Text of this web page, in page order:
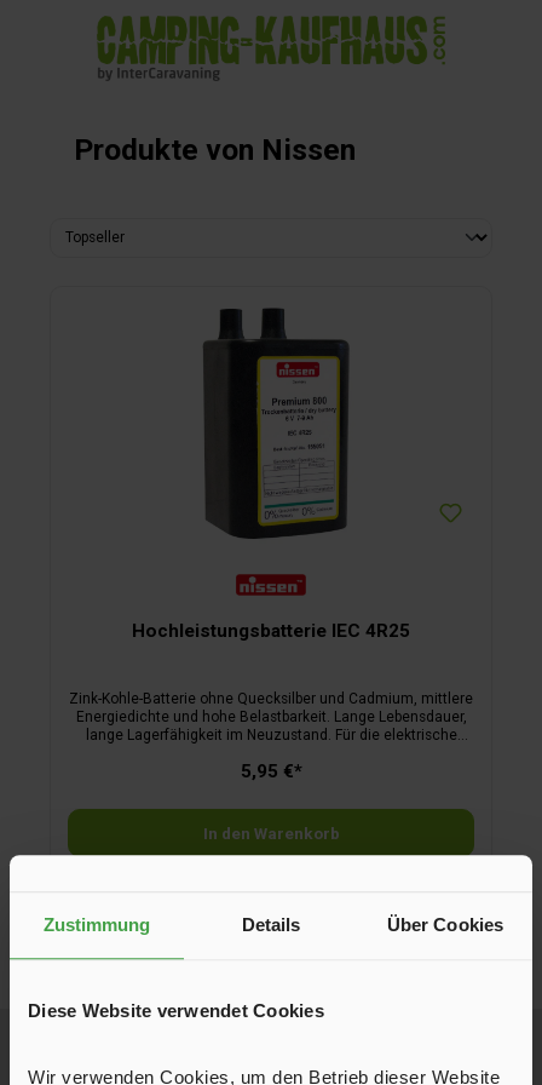
Zustimmung Details Über Cookies
Diese Website verwendet Cookies
Wir verwenden Cookies, um den Betrieb dieser Website
springen
Produkte von Nissen
Hochleistungsbatterie IEC 4R25
Zink-Kohle-Batterie ohne Quecksilber und Cadmium, mittlere
Energiedichte und hohe Belastbarkeit. Lange Lebensdauer,
lange Lagerfähigkeit im Neuzustand. Für die elektrische
5,95 €*
In den Warenkorb
und Inspiration für Deinen nächsten Campingtrip – direkt per E-Mail.